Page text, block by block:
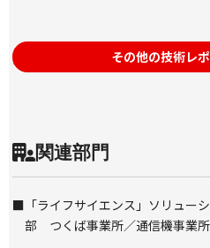
その他の技術レ
関連部門
■ 「ライフサイエンス」ソリュー
部 つくば事業所／通信機事業所